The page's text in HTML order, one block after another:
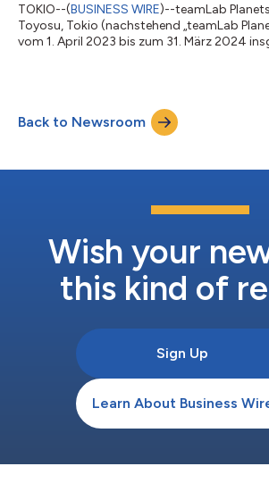
TOKIO--(BUSINESS WIRE)--teamLab
Toyosu, Tokio (nachstehend „teamLab
vom 1. April 2023 bis zum 31. März 2024
verzeichnete teamLab Planets von Januar
insgesamt 2.412.495 Besucher (*1). Im
Art Newspaper Visitor Figures 2023“ (*2...
Back to Newsroom
Wish your
this kind of
Sign Up
Learn About Business